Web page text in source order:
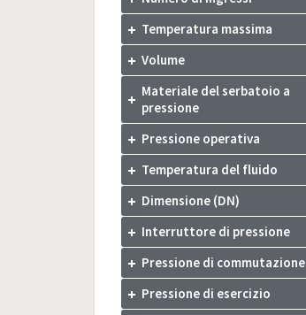
Temperatura massima
Volume
Materiale del serbatoio a
pressione
Pressione operativa
Temperatura del fluido
Dimensione (DN)
Interruttore di pressione
Pressione di commutazione
Pressione di esercizio